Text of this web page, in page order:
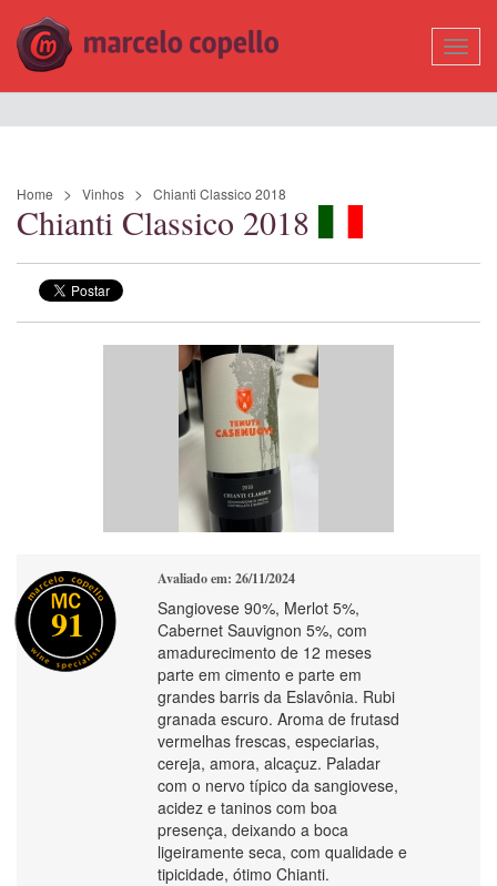
Home Vinhos Chianti Classico 2018
Chianti Classico 2018
91
Avaliado em: 26/11/2024
Sangiovese 90%, Merlot 5%,
Cabernet Sauvignon 5%, com
amadurecimento de 12 meses
parte em cimento e parte em
grandes barris da Eslavônia. Rubi
granada escuro. Aroma de frutasd
vermelhas frescas, especiarias,
cereja, amora, alcaçuz. Paladar
com o nervo típico da sangiovese,
acidez e taninos com boa
presença, deixando a boca
ligeiramente seca, com qualidade e
tipicidade, ótimo Chianti.